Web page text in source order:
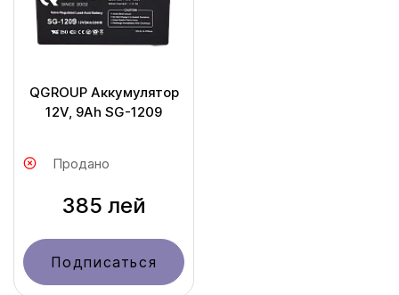
QGROUP Аккумулятор
12V, 9Ah SG-1209
Продано
385 лей
Подписаться